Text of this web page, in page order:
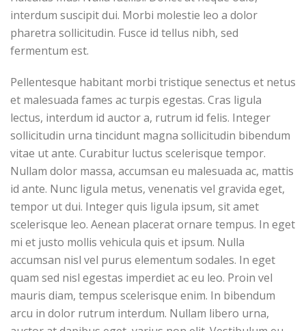
interdum suscipit dui. Morbi molestie leo a dolor
pharetra sollicitudin. Fusce id tellus nibh, sed
fermentum est.
Pellentesque habitant morbi tristique senectus et netus
et malesuada fames ac turpis egestas. Cras ligula
lectus, interdum id auctor a, rutrum id felis. Integer
sollicitudin urna tincidunt magna sollicitudin bibendum
vitae ut ante. Curabitur luctus scelerisque tempor.
Nullam dolor massa, accumsan eu malesuada ac, mattis
id ante. Nunc ligula metus, venenatis vel gravida eget,
tempor ut dui. Integer quis ligula ipsum, sit amet
scelerisque leo. Aenean placerat ornare tempus. In eget
mi et justo mollis vehicula quis et ipsum. Nulla
accumsan nisl vel purus elementum sodales. In eget
quam sed nisl egestas imperdiet ac eu leo. Proin vel
mauris diam, tempus scelerisque enim. In bibendum
arcu in dolor rutrum interdum. Nullam libero urna,